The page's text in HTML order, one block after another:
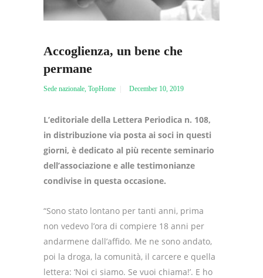
Accoglienza, un bene che
permane
Sede nazionale TopHome December 10, 2019
L’editoriale della Lettera Periodica n. 108,
in distribuzione via posta ai soci in questi
giorni, è dedicato al più recente seminario
dell’associazione e alle testimonianze
condivise in questa occasione.
“Sono stato lontano per tanti anni, prima
non vedevo l’ora di compiere 18 anni per
andarmene dall’affido. Me ne sono andato,
poi la droga, la comunità, il carcere e quella
lettera: ‘Noi ci siamo. Se vuoi chiama!’. E ho